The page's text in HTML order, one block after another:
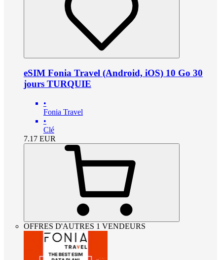
eSIM Fonia Travel (Android, iOS) 10 Go 30
jours TURQUIE
•
Fonia Travel
•
Clé
7.17 EUR
OFFRES D'AUTRES 1 VENDEURS